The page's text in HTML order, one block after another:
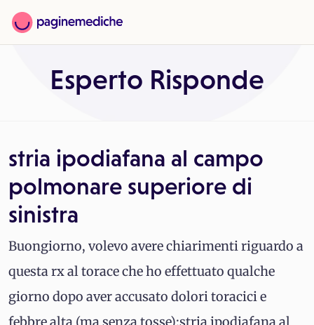
Esperto Risponde
stria ipodiafana al campo
polmonare superiore di
sinistra
Buongiorno, volevo avere chiarimenti riguardo a
questa rx al torace che ho effettuato qualche
giorno dopo aver accusato dolori toracici e